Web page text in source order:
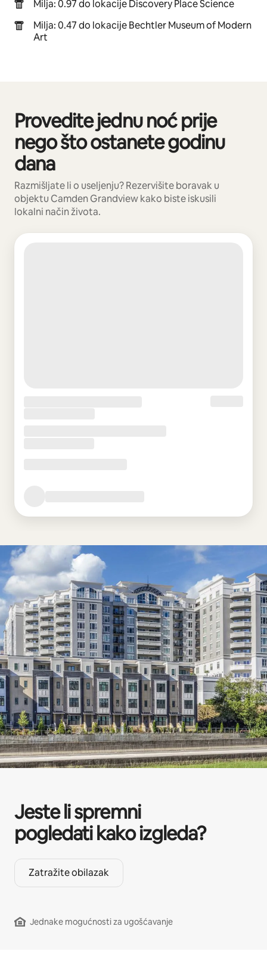
Milja: 0.97 do lokacije Discovery Place Science
Milja: 0.47 do lokacije Bechtler Museum of Modern
Art
Provedite jednu noć prije
nego što ostanete godinu
dana
Razmišljate li o useljenju? Rezervišite boravak u
objektu Camden Grandview kako biste iskusili
lokalni način života.
Prikazano 0 od 0 stavki
Jeste li spremni
pogledati kako izgleda?
Zatražite obilazak
Jednake mogućnosti za ugošćavanje